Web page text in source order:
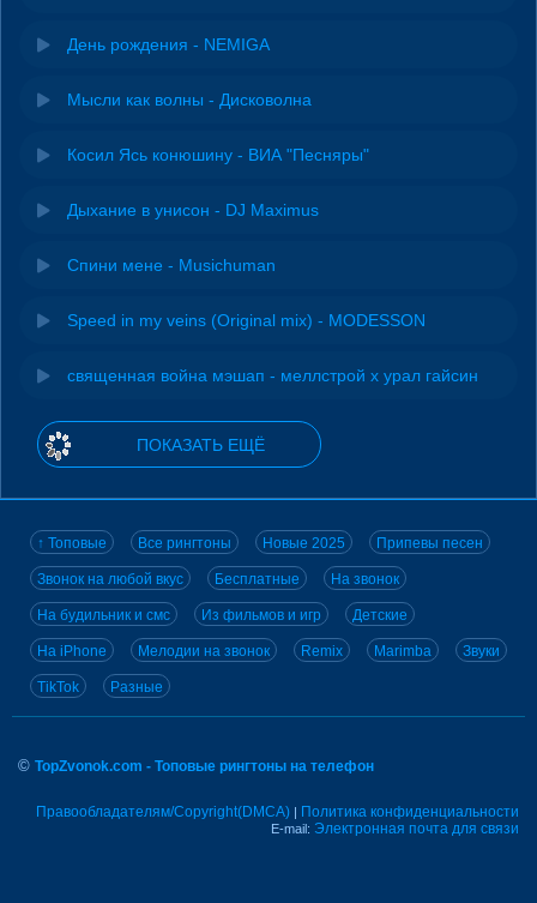
День рождения - NEMIGA
Мысли как волны - Дисковолна
Косил Ясь конюшину - ВИА "Песняры"
Дыхание в унисон - DJ Maximus
Спини мене - Musichuman
Speed in my veins (Original mix) - MODESSON
священная война мэшап - меллстрой х урал гайсин
ПОКАЗАТЬ ЕЩЁ
↑ Топовые Все рингтоны Новые 2025 Припевы песен
Звонок на любой вкус Бесплатные На звонок
На будильник и смс Из фильмов и игр Детские
На iPhone Мелодии на звонок Remix Marimba Звуки
TikTok Разные
© TopZvonok.com - Топовые рингтоны на телефон
Правообладателям/Copyright(DMCA) | Политика конфиденциальности
E-mail: Электронная почта для связи